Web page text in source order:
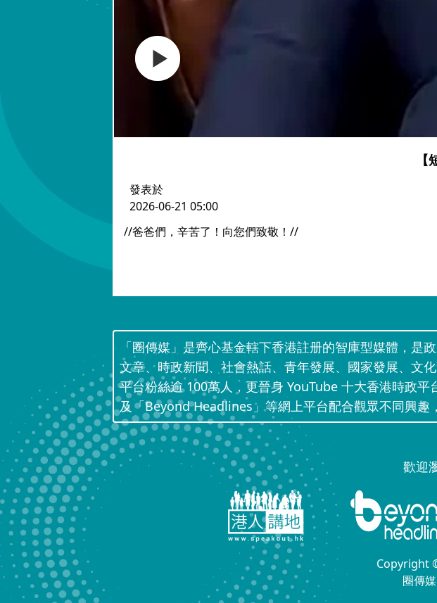
發表於
2026-06-21 05:00
//爸爸們，辛苦了！向您們致敬！//
「圈傳媒」是齊心基金轄下香港註册的智庫型媒體，
文章、時政新聞、社會熱話、青年發展、國家發展、文
平台粉絲逾 100萬人，更晉身 YouTube 十大香港時政平
及「Beyond Headlines」等網上平台配合觀眾不同興趣
歡迎
Copyright
圈傳